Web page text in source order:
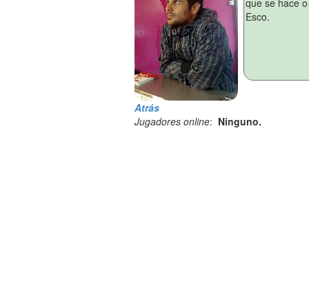
Atrás
Jugadores online: Ninguno.